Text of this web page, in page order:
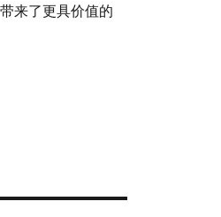
来了更具价值的